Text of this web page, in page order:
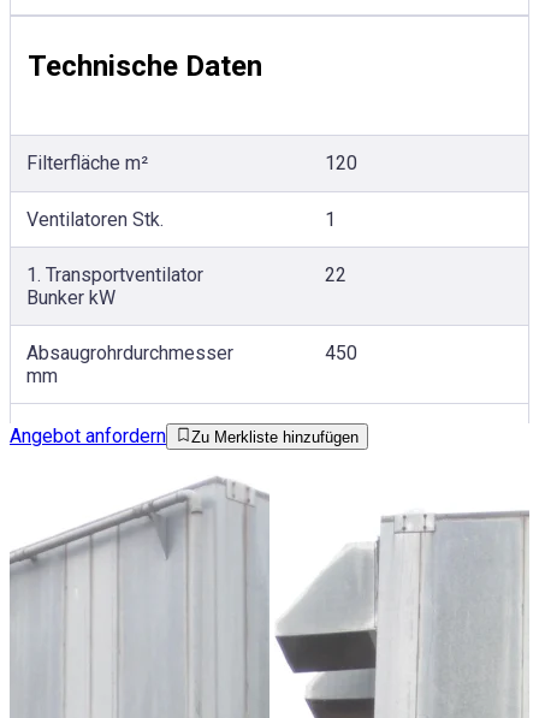
Technische Daten
Filterfläche m² 120
Ventilatoren Stk. 1
1. Transportventilator
Bunker kW
22
Absaugrohrdurchmesser
mm
450
Angebot anfordern Zu Merkliste hinzufügen